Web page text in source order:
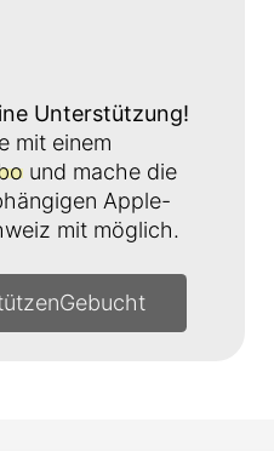
Unterstützung!
mit einem
und mache die
Apple-
mit möglich.